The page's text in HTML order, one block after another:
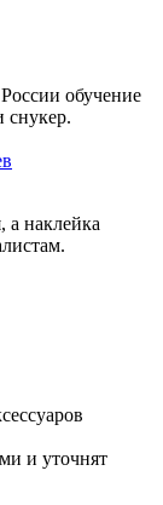
обучение
снукер.
наклейка
и уточнят